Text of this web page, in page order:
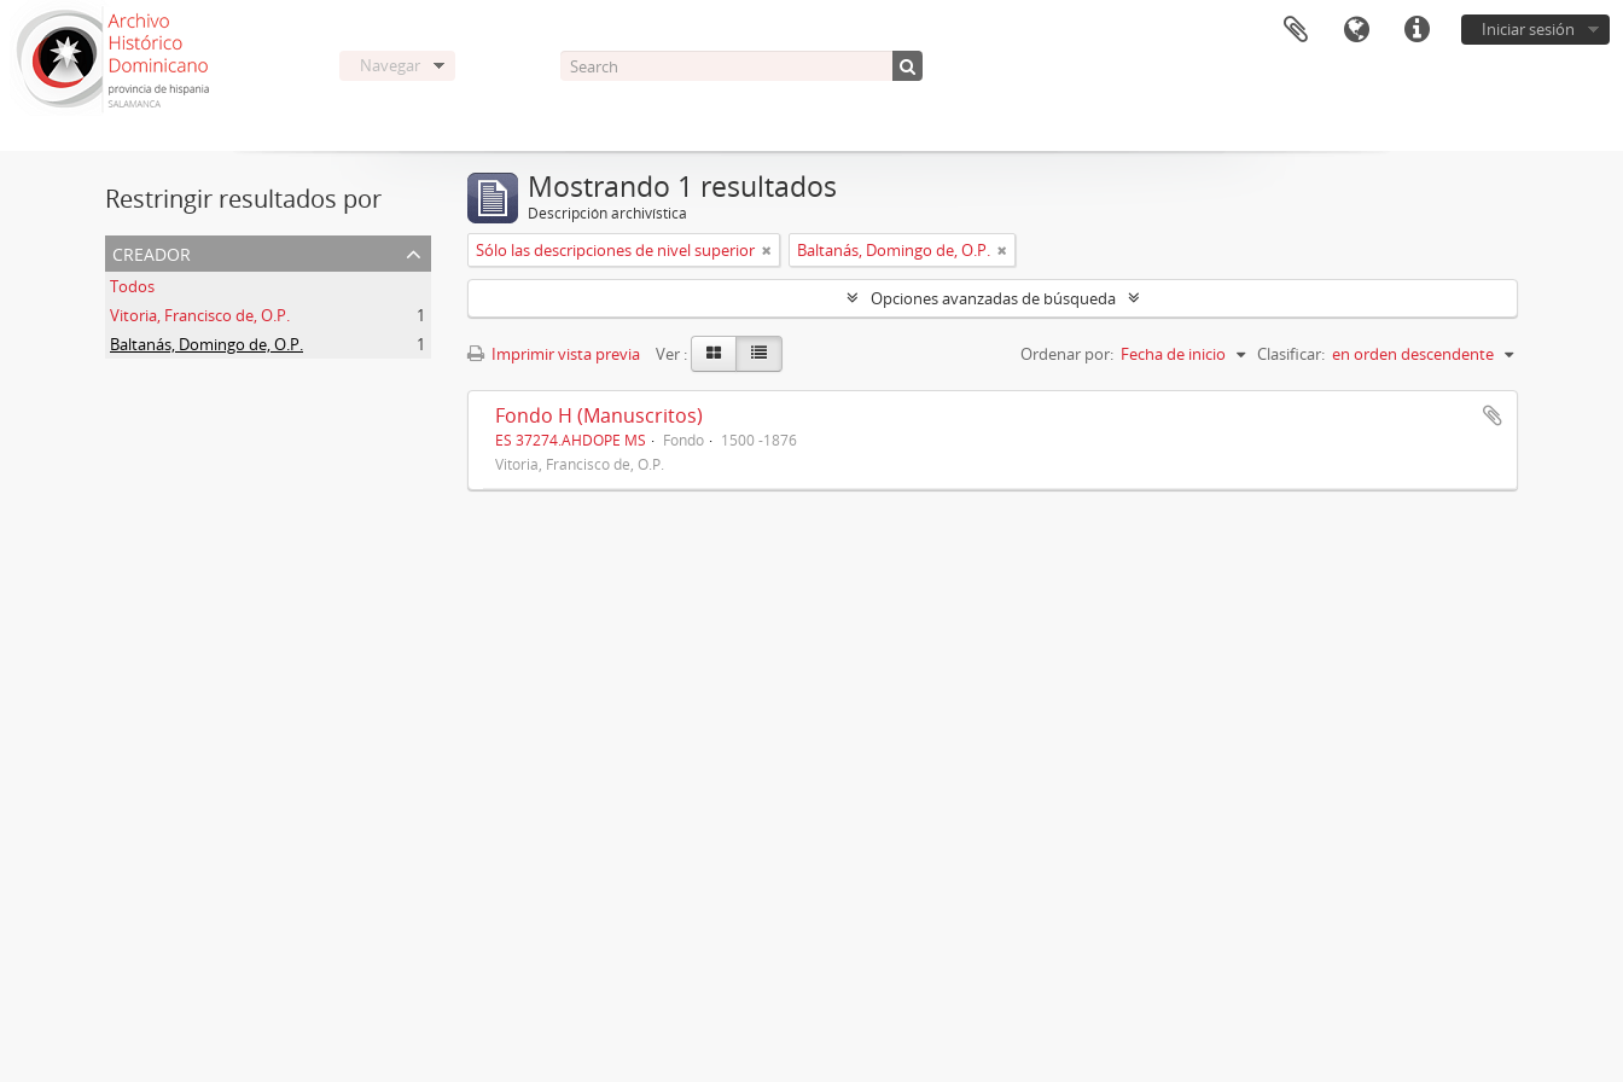
Iniciar sesión
Navegar
Restringir resultados por
creador
Todos
Vitoria, Francisco de, O.P.
1
Baltanás, Domingo de, O.P.
1
Mostrando 1 resultados
Descripción archivística
Sólo las descripciones de nivel superior Baltanás, Domingo de, O.P.
Opciones avanzadas de búsqueda
Imprimir vista previa Ver : Ordenar por: Fecha de inicio Clasificar: en orden descendente
Fondo H (Manuscritos)
ES 37274.AHDOPE MS Fondo
1500 -1876
Vitoria, Francisco de, O.P.